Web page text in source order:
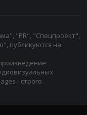
"PR", "Спецпроект",
публикуются на
- строго